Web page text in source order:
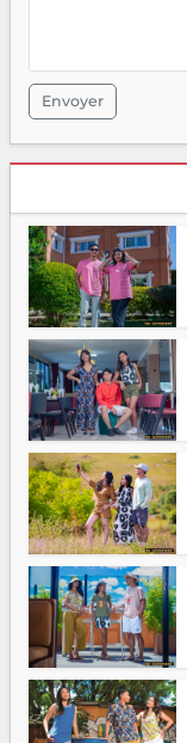
Envoyer